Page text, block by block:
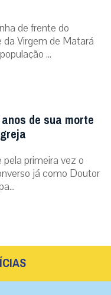
de frente do
da Virgem de Matará
...
de sua morte
pela primeira vez o
já como Doutor